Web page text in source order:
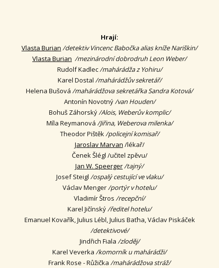
Hrají:
Vlasta Burian /detektiv Vincenc Babočka alias kníže Nariškin/
Vlasta Burian /mezinárodní dobrodruh Leon Weber/
Rudolf Kadlec/mahárádža z Yohiru/
Karel Dostal /mahárádžův sekretář/
Helena Bušová /mahárádžova sekretářka Sandra Kotová/
Antonín Novotný/van Houden/
Bohuš Záhorský/Alois, Weberův komplic/
Míla Reymanová /Jiřina, Weberova milenka/
Theodor Pištěk/policejní komisař/
Jaroslav Marvan /lékař/
Čenek Šlégl /učitel zpěvu/
Jan W. Speerger/tajný/
Josef Steigl /ospalý cestující ve vlaku/
Václav Menger/portýr v hotelu/
Vladimír Štros /recepční/
Karel Jičínský/ředitel hotelu/
Emanuel Kovařík, Julius Lébl, Julius Baťha, Václav Piskáček
/detektivové/
Jindřich Fiala /zloděj/
Karel Veverka /komorník u mahárádži/
Frank Rose - Růžička /mahárádžova stráž/